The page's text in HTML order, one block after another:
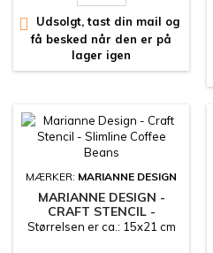

Udsolgt, tast din mail og
få besked når den er på
lager igen
MÆRKER: MARIANNE DESIGN
MARIANNE DESIGN -
CRAFT STENCIL -
SLIMLINE COFFEE BEANS
Størrelsen er ca.: 15x21 cm